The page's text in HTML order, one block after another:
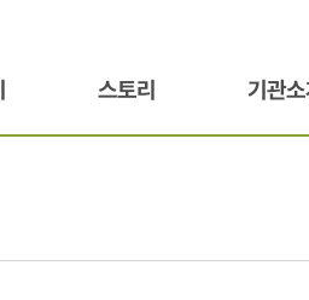
스토리 기관소